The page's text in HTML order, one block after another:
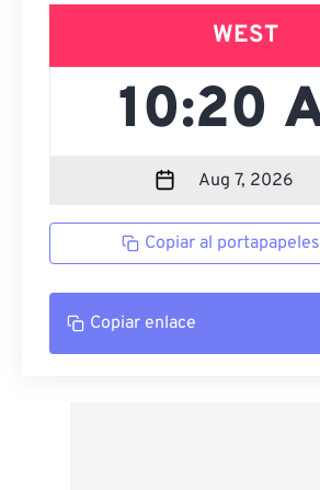
WEST
Copiar al portapapeles
Copiar enlace